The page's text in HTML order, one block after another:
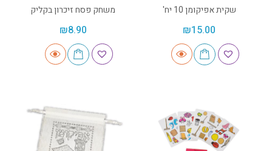
שקית אפיקומן 10 יח'
₪15.00
משחק פסח זיכרון בקליק
₪8.90